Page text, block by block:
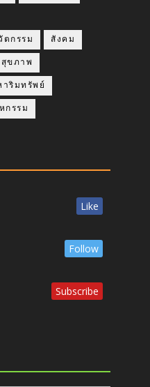
ตกรรม สังคม
สุขภาพ
าริมทรัพย์
กรรม
Like
Follow
Subscribe